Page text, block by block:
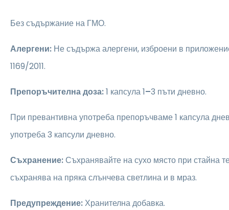
Без съдържание на ГМО.
Алергени: Не съдържа алергени, изброени в
1169/2011.
Препоръчителна доза:1 капсула 1–3 пъти дневно.
При превантивна употреба препоръчваме 1 капсула
употреба 3 капсули дневно.
Съхранение:Съхранявайте на сухо място при стайна
съхранява на пряка слънчева светлина и в мраз.
Предупреждение:Хранителна добавка.